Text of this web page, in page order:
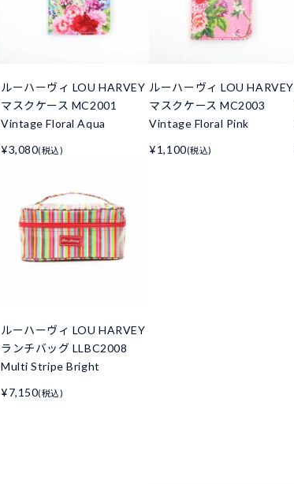
ルーハーヴィ LOU HARVEY
マスクケース MC2001
Vintage Floral Aqua
¥3,080(税込)
ルーハーヴィ LOU HARVEY
マスクケース MC2003
Vintage Floral Pink
¥1,100(税込)
ルーハーヴィ LOU HARVEY
ランチバッグ LLBC2008
Multi Stripe Bright
¥7,150(税込)